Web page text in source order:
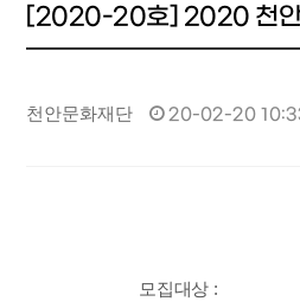
[2020-20호] 2020 천안
천안문화재단 20-02-20
모집대상 :